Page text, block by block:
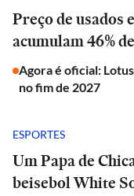
Preço de usados
acumulam 46%
Agora é oficial:
no fim de 2027
ESPORTES
Um Papa de
beisebol White